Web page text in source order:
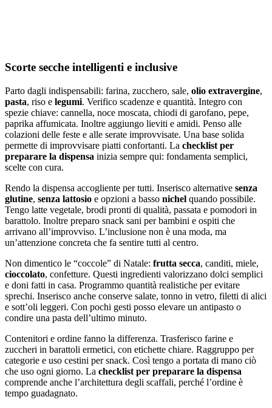
Scorte secche intelligenti e inclusive
Parto dagli indispensabili: farina, zucchero, sale, olio extravergine,
pasta, riso e legumi. Verifico scadenze e quantità. Integro con
spezie chiave: cannella, noce moscata, chiodi di garofano, pepe,
paprika affumicata. Inoltre aggiungo lieviti e amidi. Penso alle
colazioni delle feste e alle serate improvvisate. Una base solida
permette di improvvisare piatti confortanti. La checklist per
preparare la dispensa inizia sempre qui: fondamenta semplici,
scelte con cura.
Rendo la dispensa accogliente per tutti. Inserisco alternative senza
glutine, senza lattosio e opzioni a basso nichel quando possibile.
Tengo latte vegetale, brodi pronti di qualità, passata e pomodori in
barattolo. Inoltre preparo snack sani per bambini e ospiti che
arrivano all’improvviso. L’inclusione non è una moda, ma
un’attenzione concreta che fa sentire tutti al centro.
Non dimentico le “coccole” di Natale: frutta secca, canditi, miele,
cioccolato, confetture. Questi ingredienti valorizzano dolci semplici
e doni fatti in casa. Programmo quantità realistiche per evitare
sprechi. Inserisco anche conserve salate, tonno in vetro, filetti di alici
e sott’oli leggeri. Con pochi gesti posso elevare un antipasto o
condire una pasta dell’ultimo minuto.
Contenitori e ordine fanno la differenza. Trasferisco farine e
zuccheri in barattoli ermetici, con etichette chiare. Raggruppo per
categorie e uso cestini per snack. Così tengo a portata di mano ciò
che uso ogni giorno. La checklist per preparare la dispensa
comprende anche l’architettura degli scaffali, perché l’ordine è
tempo guadagnato.